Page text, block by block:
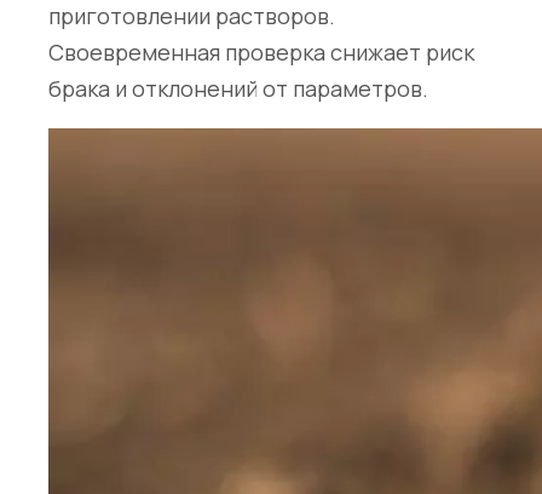
приготовлении растворов.
Своевременная проверка снижает риск
брака и отклонений от параметров.